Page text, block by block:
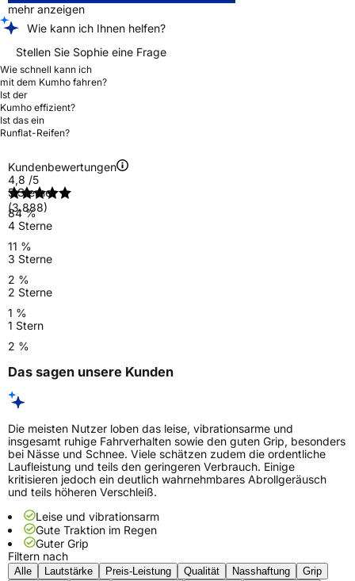
mehr anzeigen
Wie kann ich Ihnen helfen?
Stellen Sie Sophie eine Frage
Wie schnell kann ich
mit dem Kumho fahren?
Ist der
Kumho effizient?
Ist das ein
Runflat-Reifen?
Kundenbewertungen
4,8 /5
(3.888)
5 Sterne
84 %
4 Sterne
11 %
3 Sterne
2 %
2 Sterne
1 %
1 Stern
2 %
Das sagen unsere Kunden
Die meisten Nutzer loben das leise, vibrationsarme und
insgesamt ruhige Fahrverhalten sowie den guten Grip, besonders
bei Nässe und Schnee. Viele schätzen zudem die ordentliche
Laufleistung und teils den geringeren Verbrauch. Einige
kritisieren jedoch ein deutlich wahrnehmbares Abrollgeräusch
und teils höheren Verschleiß.
Leise und vibrationsarm
Gute Traktion im Regen
Guter Grip
Filtern nach
Alle Lautstärke Preis-Leistung Qualität Nasshaftung
Grip